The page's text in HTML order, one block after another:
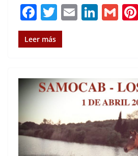
F
a
c
b
o
o
k
T
w
it
r
E Li
dI
n
G
Leer más